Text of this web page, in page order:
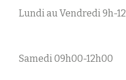
Lundi au Vendredi 9h-
Samedi 09h00-12h00